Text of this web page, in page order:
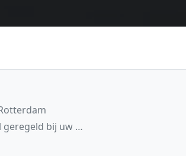
geregeld bij uw …